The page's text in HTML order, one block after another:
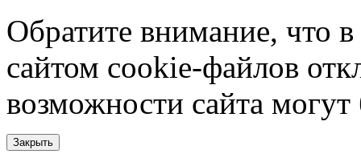
Обратите внимание, что в
сайтом cookie-файлов
возможности сайта
Закрыть